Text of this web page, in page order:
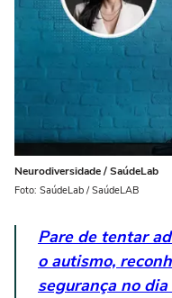
Neurodiversidade / SaúdeLab
Foto: SaúdeLab / SaúdeLAB
Pare de tentar
o autismo,
segurança no